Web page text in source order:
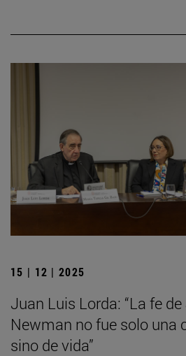
15 | 12 | 2025
Juan Luis Lorda: “La fe
Newman no fue solo una
sino de vida”